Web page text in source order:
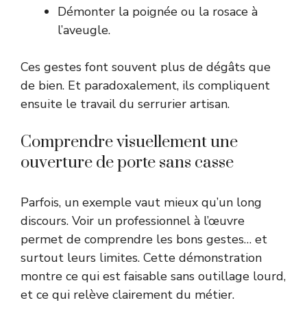
Démonter la poignée ou la rosace à
l’aveugle.
Ces gestes font souvent plus de dégâts que
de bien. Et paradoxalement, ils compliquent
ensuite le travail du serrurier artisan.
Comprendre visuellement une
ouverture de porte sans casse
Parfois, un exemple vaut mieux qu’un long
discours. Voir un professionnel à l’œuvre
permet de comprendre les bons gestes… et
surtout leurs limites. Cette démonstration
montre ce qui est faisable sans outillage lourd,
et ce qui relève clairement du métier.